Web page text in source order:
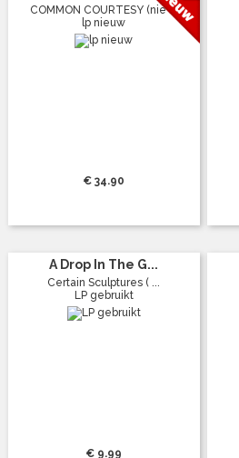
COMMON COURTESY (nie ...
lp nieuw
€ 34.90
A Drop In The G...
Certain Sculptures ( ...
LP gebruikt
€ 9.99